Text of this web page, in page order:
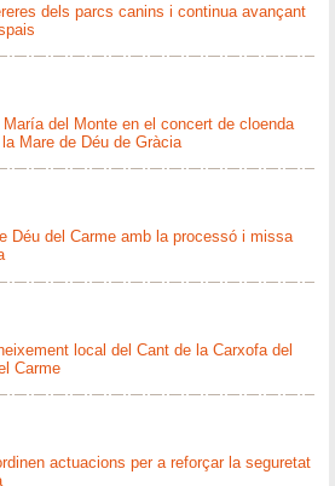
dels parcs canins i continua avançant
del Monte en el concert de cloenda
Mare de Déu de Gràcia
Déu del Carme amb la processó i missa
local del Cant de la Carxofa del
Carme
actuacions per a reforçar la seguretat